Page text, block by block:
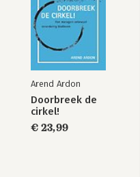
met filmfragmenten
met filmfragmenten 55
met
en duiding 59
dit boek? 60
dit boek? 62
Arend Ardon
Doorbreek de
cirkel!
€ 23,99